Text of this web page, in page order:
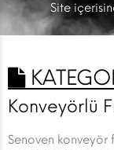
Site
Konveyörlü
Senoven konveyör